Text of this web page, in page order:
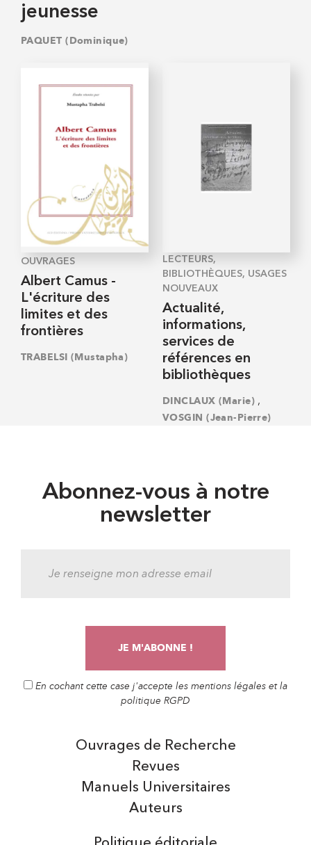
jeunesse
PAQUET (Dominique)
OUVRAGES
Albert Camus -
L'écriture des
limites et des
frontières
TRABELSI (Mustapha)
LECTEURS,
BIBLIOTHÈQUES, USAGES
NOUVEAUX
Actualité,
informations,
services de
références en
bibliothèques
DINCLAUX (Marie) ,
VOSGIN (Jean-Pierre)
Abonnez-vous à notre
newsletter
En cochant cette case j'accepte les mentions légales et la
politique RGPD
Auteurs
Manuels Universitaires
Ouvrages de Recherche
Revues